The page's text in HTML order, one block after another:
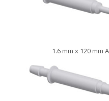
1.6 mm x 120 mm